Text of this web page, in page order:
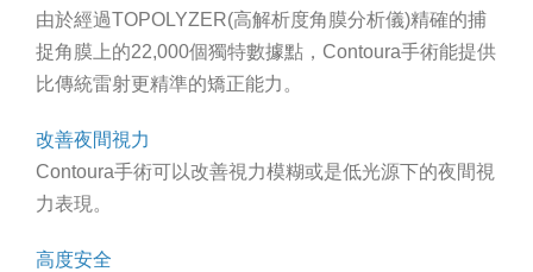
由於經過TOPOLYZER(高解析度角膜分析儀)精確的捕
捉角膜上的22,000個獨特數據點，Contoura手術能提供
比傳統雷射更精準的矯正能力。
改善夜間視力
Contoura手術可以改善視力模糊或是低光源下的夜間視
力表現。
高度安全